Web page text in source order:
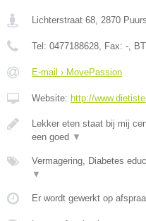
Lichterstraat 68, 2870 Puurs
Tel: 0477188628, Fax: -,
E-mail › MovePassion
Website: http://
Lekker eten staat bij mij
een goed ▼
Vermagering, Diabetes
▼
Er wordt gewerkt op